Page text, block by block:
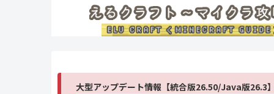
大型アップデート情報【統合版26.50/Java版26.3